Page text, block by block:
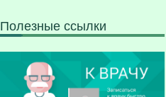
Полезные ссылки